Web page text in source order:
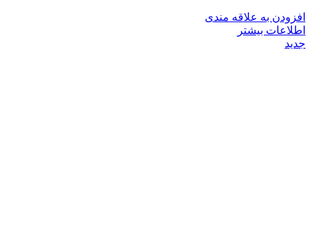
افزودن به علاقه مندی
اطلاعات بیشتر
جدید